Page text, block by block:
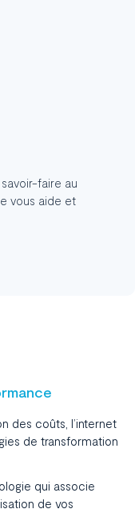
faire au
vous aide et
des coûts, l’internet
de transformation
qui associe
de vos